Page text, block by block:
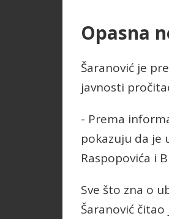
Opasna
Šaranović je
javnosti
- Prema
pokazuju da je
Raspopovića i
Sve što zna o
Šaranović